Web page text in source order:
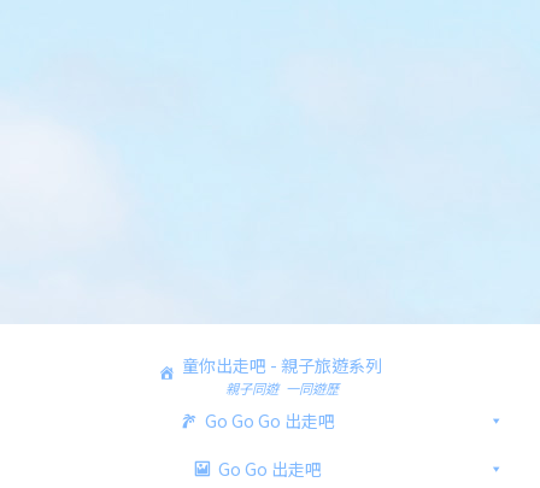
童你出走吧 - 親子旅遊系列
親子同遊 一同遊歷
Go Go Go 出走吧
Go Go 出走吧